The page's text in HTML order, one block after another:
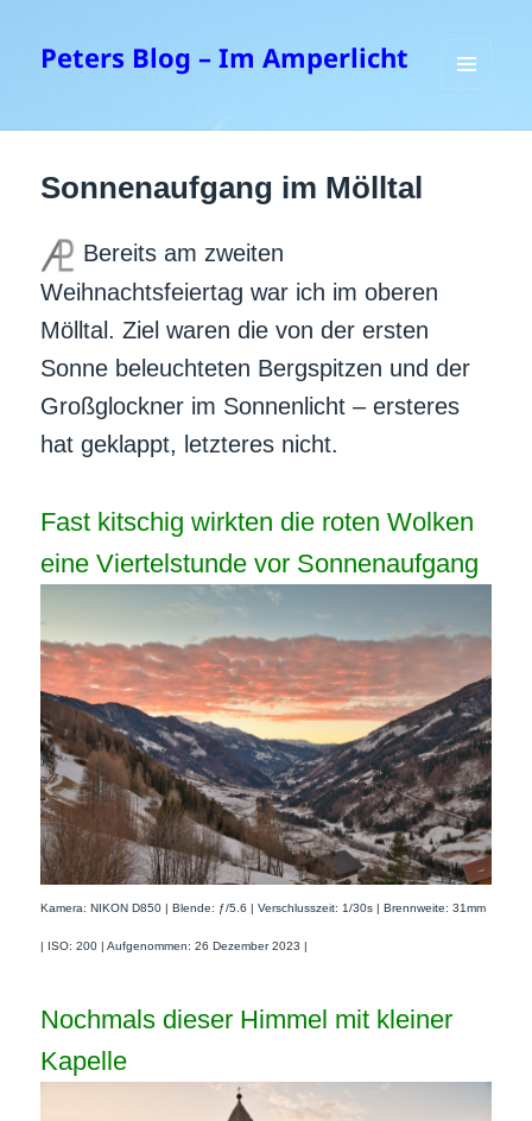
Peters Blog – Im Amperlicht
Sonnenaufgang im Mölltal
Bereits am zweiten
Weihnachtsfeiertag war ich im oberen
Mölltal. Ziel waren die von der ersten
Sonne beleuchteten Bergspitzen und der
Großglockner im Sonnenlicht – ersteres
hat geklappt, letzteres nicht.
Fast kitschig wirkten die roten Wolken
eine Viertelstunde vor Sonnenaufgang
Kamera: NIKON D850 | Blende: ƒ/5.6 | Verschlusszeit: 1/30s | Brennweite: 31mm
| ISO: 200 | Aufgenommen: 26 Dezember 2023 |
Nochmals dieser Himmel mit kleiner
Kapelle